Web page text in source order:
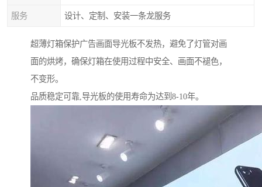
服务 设计、定制、安装一条龙服务
超薄灯箱保护广告画面导光板不发热，避免了灯管对画
面的烘烤，确保灯箱在使用过程中安全、画面不褪色，
不变形。
品质稳定可靠,导光板的使用寿命为达到8-10年。